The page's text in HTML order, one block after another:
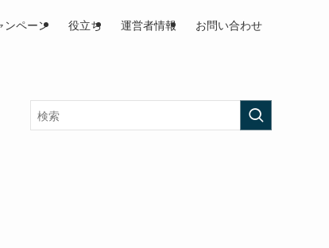
ンペーン 役立ち 運営者情報 お問い合わせ